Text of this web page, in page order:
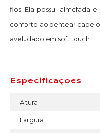
fios. Ela possui almofada
conforto ao pentear
aveludado em soft touch.
Especificações
Altura
Largura